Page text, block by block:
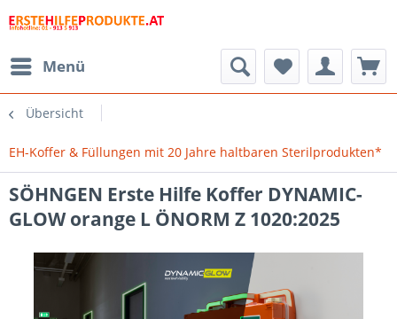
Menü
Übersicht
EH-Koffer & Füllungen mit 20 Jahre haltbaren Sterilprodukten*
SÖHNGEN Erste Hilfe Koffer DYNAMIC-
GLOW orange L ÖNORM Z 1020:2025